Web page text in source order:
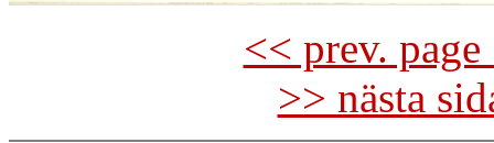
<< prev.
>> nästa